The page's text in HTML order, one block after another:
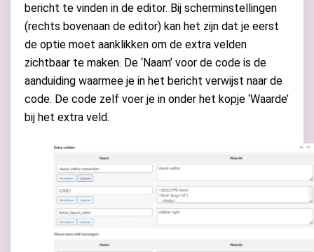
bericht te vinden in de editor. Bij scherminstellingen
(rechts bovenaan de editor) kan het zijn dat je eerst
de optie moet aanklikken om de extra velden
zichtbaar te maken. De ‘Naam’ voor de code is de
aanduiding waarmee je in het bericht verwijst naar de
code. De code zelf voer je in onder het kopje ‘Waarde’
bij het extra veld.